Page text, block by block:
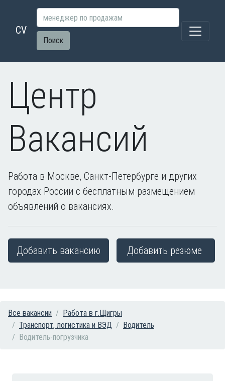
CV
Поиск
Центр
Вакансий
Работа в Москве, Санкт-Петербурге и других
городах России с бесплатным размещением
объявлений о вакансиях.
Добавить вакансию Добавить резюме
Все вакансии
Работа в г.Щигры
Транспорт, логистика и ВЭД
Водитель
Водитель-погрузчика